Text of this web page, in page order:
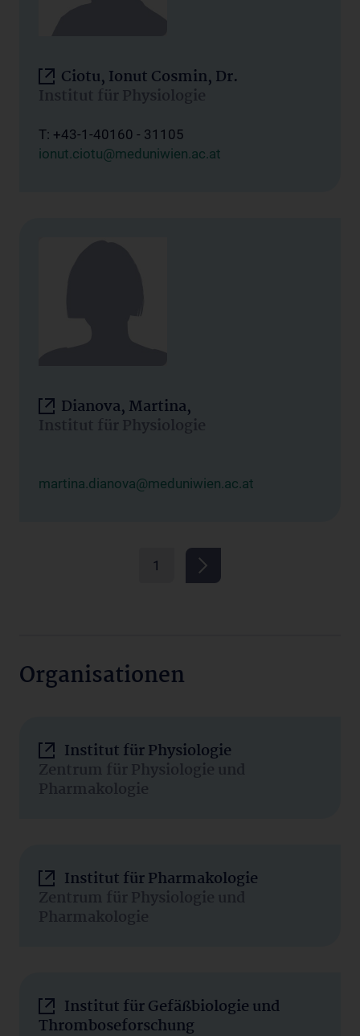
Ciotu, Ionut Cosmin, Dr.
Institut für Physiologie
T: +43-1-40160 - 31105
ionut.ciotu@meduniwien.ac.at
Dianova, Martina,
Institut für Physiologie
martina.dianova@meduniwien.ac.at
1
Organisationen
Institut für Physiologie
Zentrum für Physiologie und
Pharmakologie
Institut für Pharmakologie
Zentrum für Physiologie und
Pharmakologie
Institut für Gefäßbiologie und
Thromboseforschung